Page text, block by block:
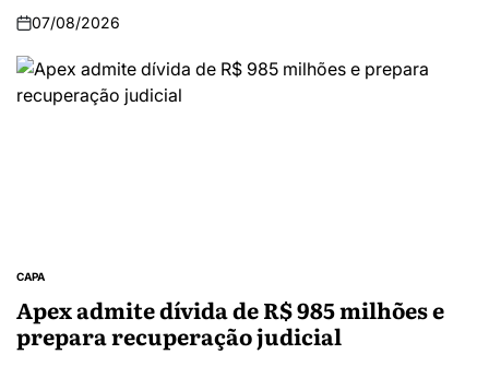
07/08/2026
CAPA
Apex admite dívida de R$ 985 milhões e
prepara recuperação judicial